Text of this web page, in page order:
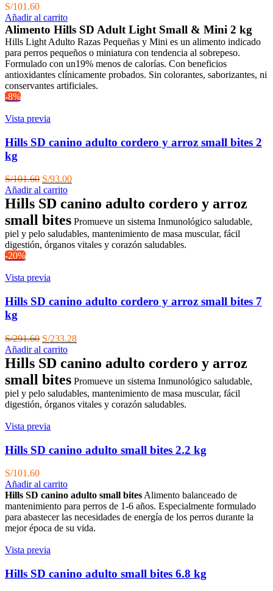
S/101.60
Añadir al carrito
Alimento Hills SD Adult Light Small & Mini 2 kg
Hills Light Adulto Razas Pequeñas y Mini es un alimento indicado
para perros pequeños o miniatura con tendencia al sobrepeso.
Formulado con un19% menos de calorías. Con beneficios
antioxidantes clínicamente probados. Sin colorantes, saborizantes, ni
conservantes artificiales.
-8%
Vista previa
Hills SD canino adulto cordero y arroz small bites 2
kg
S/101.60 El
precio
original
era:
S/101.60.
S/93.00El
actual
es:
S/93.00.
Añadir al carrito
Hills SD canino adulto cordero y arroz
small bites Promueve un sistema Inmunológico saludable,
piel y pelo saludables, mantenimiento de masa muscular, fácil
digestión, órganos vitales y corazón saludables.
-20%
Vista previa
Hills SD canino adulto cordero y arroz small bites 7
kg
S/291.60 El
precio
original
era:
S/291.60.
S/233.28El
actual
es:
S/233.28.
Añadir al carrito
Hills SD canino adulto cordero y arroz
small bites Promueve un sistema Inmunológico saludable,
piel y pelo saludables, mantenimiento de masa muscular, fácil
digestión, órganos vitales y corazón saludables.
Vista previa
Hills SD canino adulto small bites 2.2 kg
S/101.60
Añadir al carrito
Hills SD canino adulto small bites Alimento balanceado de
mantenimiento para perros de 1-6 años. Especialmente formulado
para abastecer las necesidades de energía de los perros durante la
mejor época de su vida.
Vista previa
Hills SD canino adulto small bites 6.8 kg